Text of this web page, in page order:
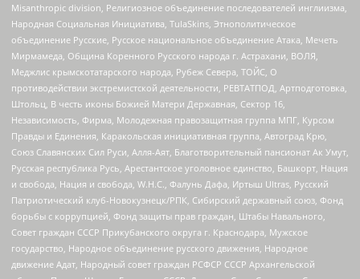
Misanthropic division, Религиозное объединение последователей инглиизма,
Народная Социальная Инициатива, TulaSkins, Этнополитическое
объединение Русские, Русское национальное объединение Атака, Мечеть
Мирмамеда, Община Коренного Русского народа г. Астрахани, ВОЛЯ,
Меджлис крымскотатарского народа, Рубеж Севера, ТОЙС, О
противодействии экстремистской деятельности, РЕВТАТПОД, Артподготовка,
Штольц, В честь иконы Божией Матери Державная, Сектор 16,
Независимость, Фирма, Молодежная правозащитная группа МПГ, Курсом
Правды и Единения, Каракольская инициативная группа, Автоград Крю,
Союз Славянских Сил Руси, Алля-Аят, Благотворительный пансионат Ак Умут,
Русская республика Русь, Арестантское уголовное единство, Башкорт, Нация
и свобода, Нация и свобода, W.H.С., Фалунь Дафа, Иртыш Ultras, Русский
Патриотический клуб-Новокузнецк/РПК, Сибирский державный союз, Фонд
борьбы с коррупцией, Фонд защиты прав граждан, Штабы Навального,
Совет граждан СССР Прикубанского округа г. Краснодара, Мужское
государство, Народное объединение русского движения, Народное
движение Адат, Народный совет граждан РСФСР СССР Архангельской